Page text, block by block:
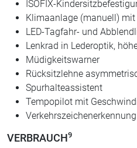
ISOFIX-
Klimaanlage (manuell)
LED-Tagfahr- und
Lenkrad in Lederoptik,
Müdigkeitswarner
Rücksitzlehne
Spurhalteassistent
Tempopilot mit
VERBRAUCH9